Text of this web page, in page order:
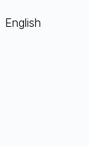
English